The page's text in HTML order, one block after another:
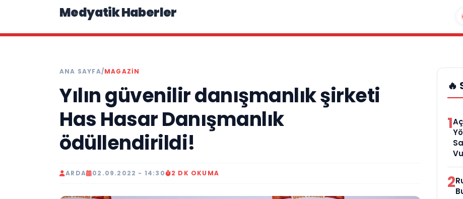
Medyatik Haberler
ANA SAYFA/MAGAZİN
Yılın güvenilir danışmanlık şirketi
Has Hasar Danışmanlık
ödüllendirildi!
ARDA 02.09.2022 - 14:30 2 DK OKUMA
🔥
1
2